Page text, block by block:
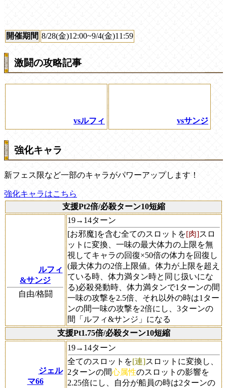
開催期間 8/28(金)12:00~9/4(金)11:59
激闘の攻略記事
vsルフィ vsサンジ
強化キャラ
新フェス限など一部のキャラがパワーアップします！
強化キャラはこちら
支援Pt2倍/必殺ターン10短縮
ルフィ
&サンジ
自由/格闘
19→14ターン
[お邪魔]を含む全てのスロットを[肉]スロ
ットに変換、一味の最大体力の上限を無
視してキャラの回復×50倍の体力を回復し
(最大体力の2倍上限値。体力が上限を超え
ている時、体力満タン時と同じ扱いにな
る)必殺発動時、体力満タンで1ターンの間
一味の攻撃を2.5倍、それ以外の時は1ター
ンの間一味の攻撃を2倍にし、3ターンの
間「ルフィ&サンジ」になる
支援Pt1.75倍/必殺ターン10短縮
ジェル
マ66
19→14ターン
全てのスロットを[連]スロットに変換し、
2ターンの間心属性のスロットの影響を
2.25倍にし、自分が船員の時は2ターンの